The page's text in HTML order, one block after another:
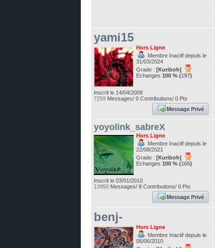
yami15
Hors Ligne
Membre Inactif depuis le
31/03/2024
Grade : [Kuriboh]
Echanges 100 % (197)
Inscrit le 14/04/2008
7259 Messages/ 0 Contributions/ 0 Pts
Message Privé
yoyolink_sabreX
Hors Ligne
Membre Inactif depuis le
22/08/2021
Grade : [Kuriboh]
Echanges 100 % (165)
Inscrit le 03/01/2010
13950 Messages/ 8 Contributions/ 0 Pts
Message Privé
benj-
Hors Ligne
Membre Inactif depuis le
06/06/2010